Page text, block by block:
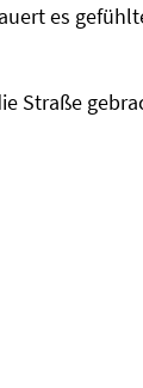
es
Straße